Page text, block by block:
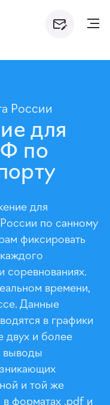
России
для
по
для
по санному
фиксировать
соревнованиях.
времени,
Данные
в графики
двух и более
выводы
и той же
в форматах .pdf и